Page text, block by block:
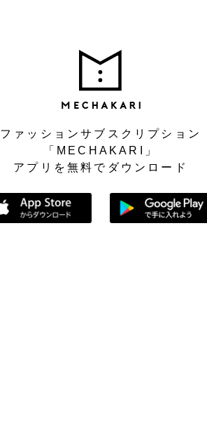
ファッションサブスクリプション
「MECHAKARI」
アプリを無料でダウンロード
App Storeからダウンロード